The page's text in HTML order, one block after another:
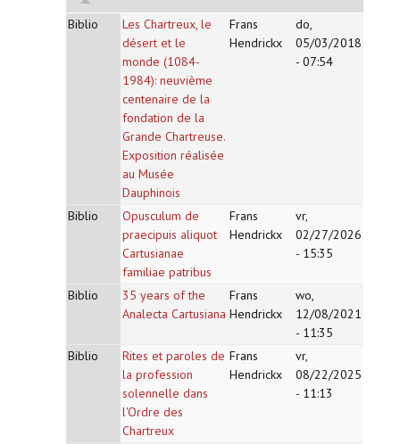
Biblio
Les Chartreux, le
désert et le
monde (1084-
1984): neuvième
centenaire de la
fondation de la
Grande Chartreuse.
Exposition réalisée
au Musée
Dauphinois
Frans
Hendrickx
do,
05/03/2018
- 07:54
Biblio
Opusculum de
praecipuis aliquot
Cartusianae
familiae patribus
Frans
Hendrickx
vr,
02/27/2026
- 15:35
Biblio
35 years of the
Analecta Cartusiana
Frans
Hendrickx
wo,
12/08/2021
- 11:35
Biblio
Rites et paroles de
la profession
solennelle dans
l'Ordre des
Chartreux
Frans
Hendrickx
vr,
08/22/2025
- 11:13